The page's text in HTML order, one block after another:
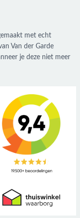
met echt
Van der Garde
je deze niet meer